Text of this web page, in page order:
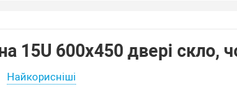
15U 600x450 двері скло,
Найкорисніші